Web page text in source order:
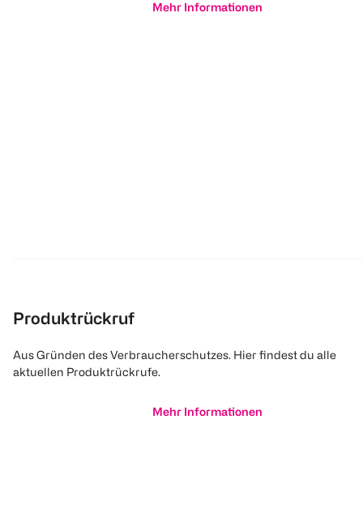
Mehr Informationen
Produktrückruf
Aus Gründen des Verbraucherschutzes. Hier findest du alle
aktuellen Produktrückrufe.
Mehr Informationen